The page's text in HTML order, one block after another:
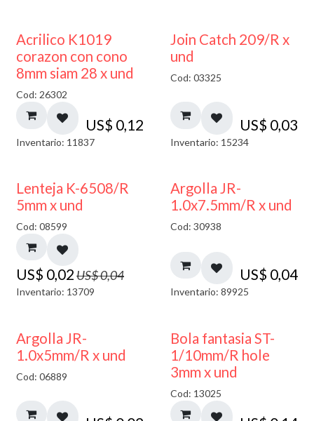
Acrilico K1019
corazon con cono
8mm siam 28 x und
Cod: 26302
US$ 0,12
Inventario: 11837
Join Catch 209/R x
und
Cod: 03325
US$ 0,03
Inventario: 15234
50% DESCUENTO
Lenteja K-6508/R
5mm x und
Cod: 08599
US$ 0,02US$0,04
Inventario: 13709
Argolla JR-
1.0x7.5mm/R x und
Cod: 30938
US$ 0,04
Inventario: 89925
Argolla JR-
1.0x5mm/R x und
Cod: 06889
Bola fantasia ST-
1/10mm/R hole
3mm x und
Cod: 13025